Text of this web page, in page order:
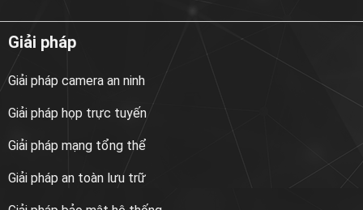
Giải pháp
Giải pháp camera an ninh
Giải pháp họp trực tuyến
Giải pháp mạng tổng thể
Giải pháp an toàn lưu trữ